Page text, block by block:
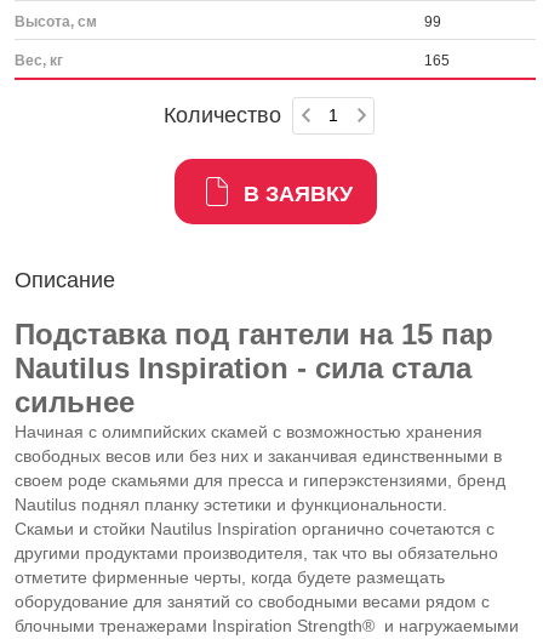
Высота, см 99
Вес, кг 165
Количество
В ЗАЯВКУ
Описание
Подставка под гантели на 15 пар
Nautilus Inspiration - сила стала
сильнее
Начиная с олимпийских скамей с возможностью хранения
свободных весов или без них и заканчивая единственными в
своем роде скамьями для пресса и гиперэкстензиями, бренд
Nautilus поднял планку эстетики и функциональности.
Скамьи и стойки Nautilus Inspiration органично сочетаются с
другими продуктами производителя, так что вы обязательно
отметите фирменные черты, когда будете размещать
оборудование для занятий со свободными весами рядом с
блочными тренажерами Inspiration Strength® и нагружаемыми